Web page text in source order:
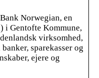
Norwegian, en
i Gentofte Kommune,
virksomhed,
sparekasser og
ejere og